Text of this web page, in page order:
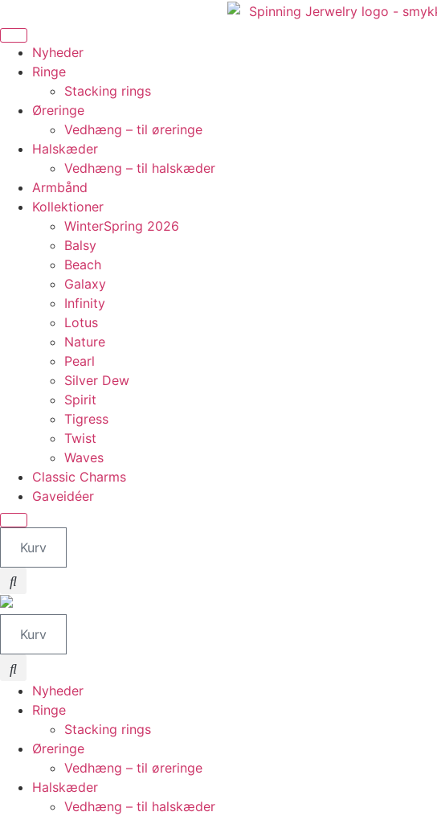
til
indholdNyheder
Ringe
Stacking rings
Øreringe
Vedhæng – til øreringe
Halskæder
Vedhæng – til halskæder
Armbånd
Kollektioner
WinterSpring 2026
Balsy
Beach
Galaxy
Infinity
Lotus
Nature
Pearl
Silver Dew
Spirit
Tigress
Twist
Waves
Classic Charms
Gaveidéer
Kurv
Kurv
Nyheder
Ringe
Stacking rings
Øreringe
Vedhæng – til øreringe
Halskæder
Vedhæng – til halskæder